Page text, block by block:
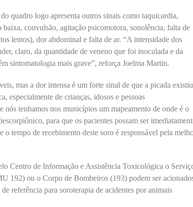
quadro logo apresenta outros sinais como taquicardia,
baixa, convulsão, agitação psicomotora, sonolência, falta de
lentos), dor abdominal e falta de ar. “A intensidade dos
claro, da quantidade de veneno que foi inoculada e da
sintomatologia mais grave”, reforça Joelma Martin.
mas a dor intensa é um forte sinal de que a picada
especialmente de crianças, idosos e pessoas
tenhamos nos municípios um mapeamento de onde é o
para que os pacientes possam ser
o tempo de recebimento deste soro é responsável pela
Centro de Informação e Assistência Toxicológica o
192) ou o Corpo de Bombeiros (193) podem ser
referência para soroterapia de acidentes por animais